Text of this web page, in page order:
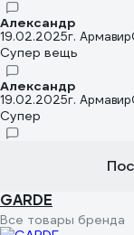
Александр
19.02.2025г. Армавир
Супер вещь
Александр
19.02.2025г. Армавир
Супер
GARDE
Все товары бренда